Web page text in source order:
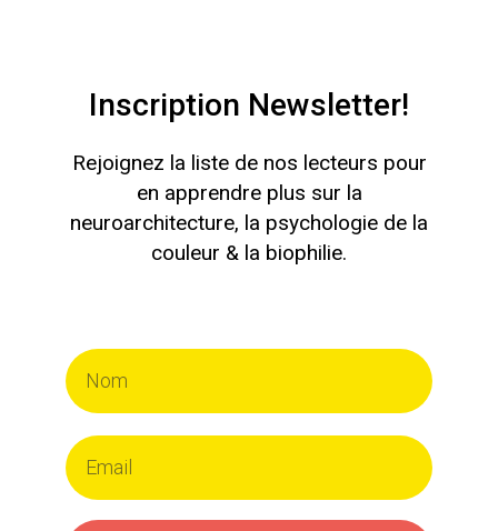
Inscription Newsletter!
Rejoignez la liste de nos lecteurs pour
en apprendre plus sur la
neuroarchitecture, la psychologie de la
couleur & la biophilie.